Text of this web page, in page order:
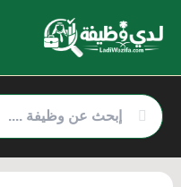
المحتوى